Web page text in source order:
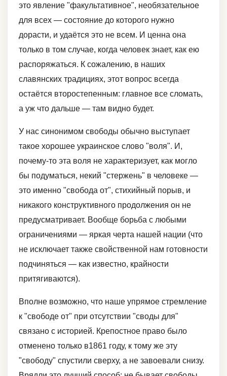
это явление "факультативное", необязательное
для всех — состояние до которого нужно
дорасти, и удаётся это не всем. И ценна она
только в том случае, когда человек знает, как ею
распоряжаться. К сожалению, в наших
славянских традициях, этот вопрос всегда
остаётся второстепенным: главное все сломать,
а уж что дальше — там видно будет.
У нас синонимом свободы обычно выступает
такое хорошее украинское слово "воля". И,
почему-то эта воля не характеризует, как могло
бы подуматься, некий "стержень" в человеке —
это именно "свобода от", стихийный порыв, и
никакого конструктивного продолжения он не
предусматривает. Вообще борьба с любыми
ограничениями — яркая черта нашей нации (что
не исключает также свойственной нам готовности
подчиняться — как известно, крайности
притягиваются).
Вполне возможно, что наше упрямое стремление
к "свободе от" при отсутствии "своды для"
связано с историей. Крепостное право было
отменено только в1861 году, к тому же эту
"свободу" спустили сверху, а не завоевали снизу.